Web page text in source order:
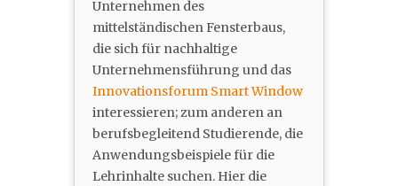
Unternehmen des
mittelständischen Fensterbaus,
die sich für nachhaltige
Unternehmensführung und das
Innovationsforum Smart Window
interessieren; zum anderen an
berufsbegleitend Studierende, die
Anwendungsbeispiele für die
Lehrinhalte suchen. Hier die